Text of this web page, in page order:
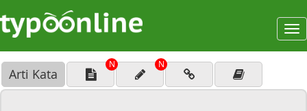
Arti Kata
N N